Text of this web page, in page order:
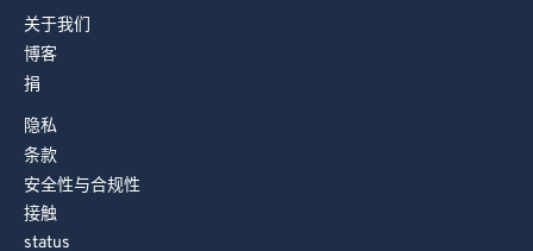
关于我们
博客
捐
隐私
条款
安全性与合规性
接触
status